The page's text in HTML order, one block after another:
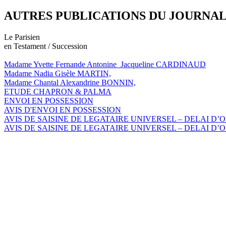
AUTRES PUBLICATIONS DU JOURNAL
Le Parisien
en Testament / Succession
Madame Yvette Fernande Antonine Jacqueline CARDINAUD
Madame Nadia Gisèle MARTIN,
Madame Chantal Alexandrine BONNIN,
ETUDE CHAPRON & PALMA
ENVOI EN POSSESSION
AVIS D'ENVOI EN POSSESSION
AVIS DE SAISINE DE LEGATAIRE UNIVERSEL – DELAI
AVIS DE SAISINE DE LEGATAIRE UNIVERSEL – DELAI